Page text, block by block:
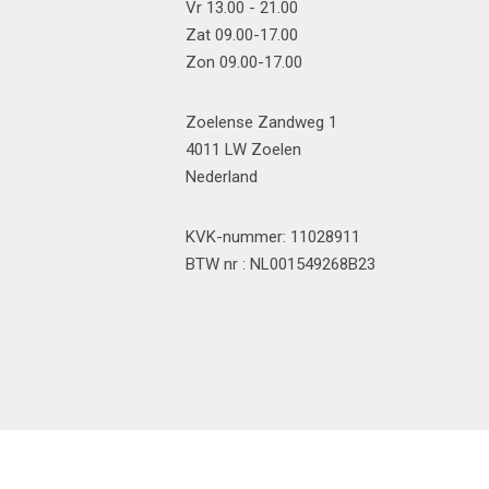
Vr 13.00 - 21.00
Zat 09.00-17.00
Zon 09.00-17.00
Zoelense Zandweg 1
4011 LW Zoelen
Nederland
KVK-nummer: 11028911
BTW nr : NL001549268B23